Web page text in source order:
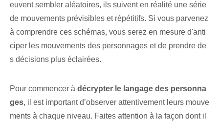
euvent sembler aléatoires, ils suivent en réalité une série
de mouvements prévisibles et répétitifs. Si vous parvenez
à comprendre ces schémas, vous serez en mesure d'anti
ciper les mouvements des personnages et de prendre de
s décisions plus éclairées.
Pour commencer⁣ à décrypter le langage des personna
ges, il est important d’observer attentivement leurs mouve
ments à chaque niveau. Faites attention à la façon dont il